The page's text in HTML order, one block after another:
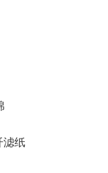
滤纸